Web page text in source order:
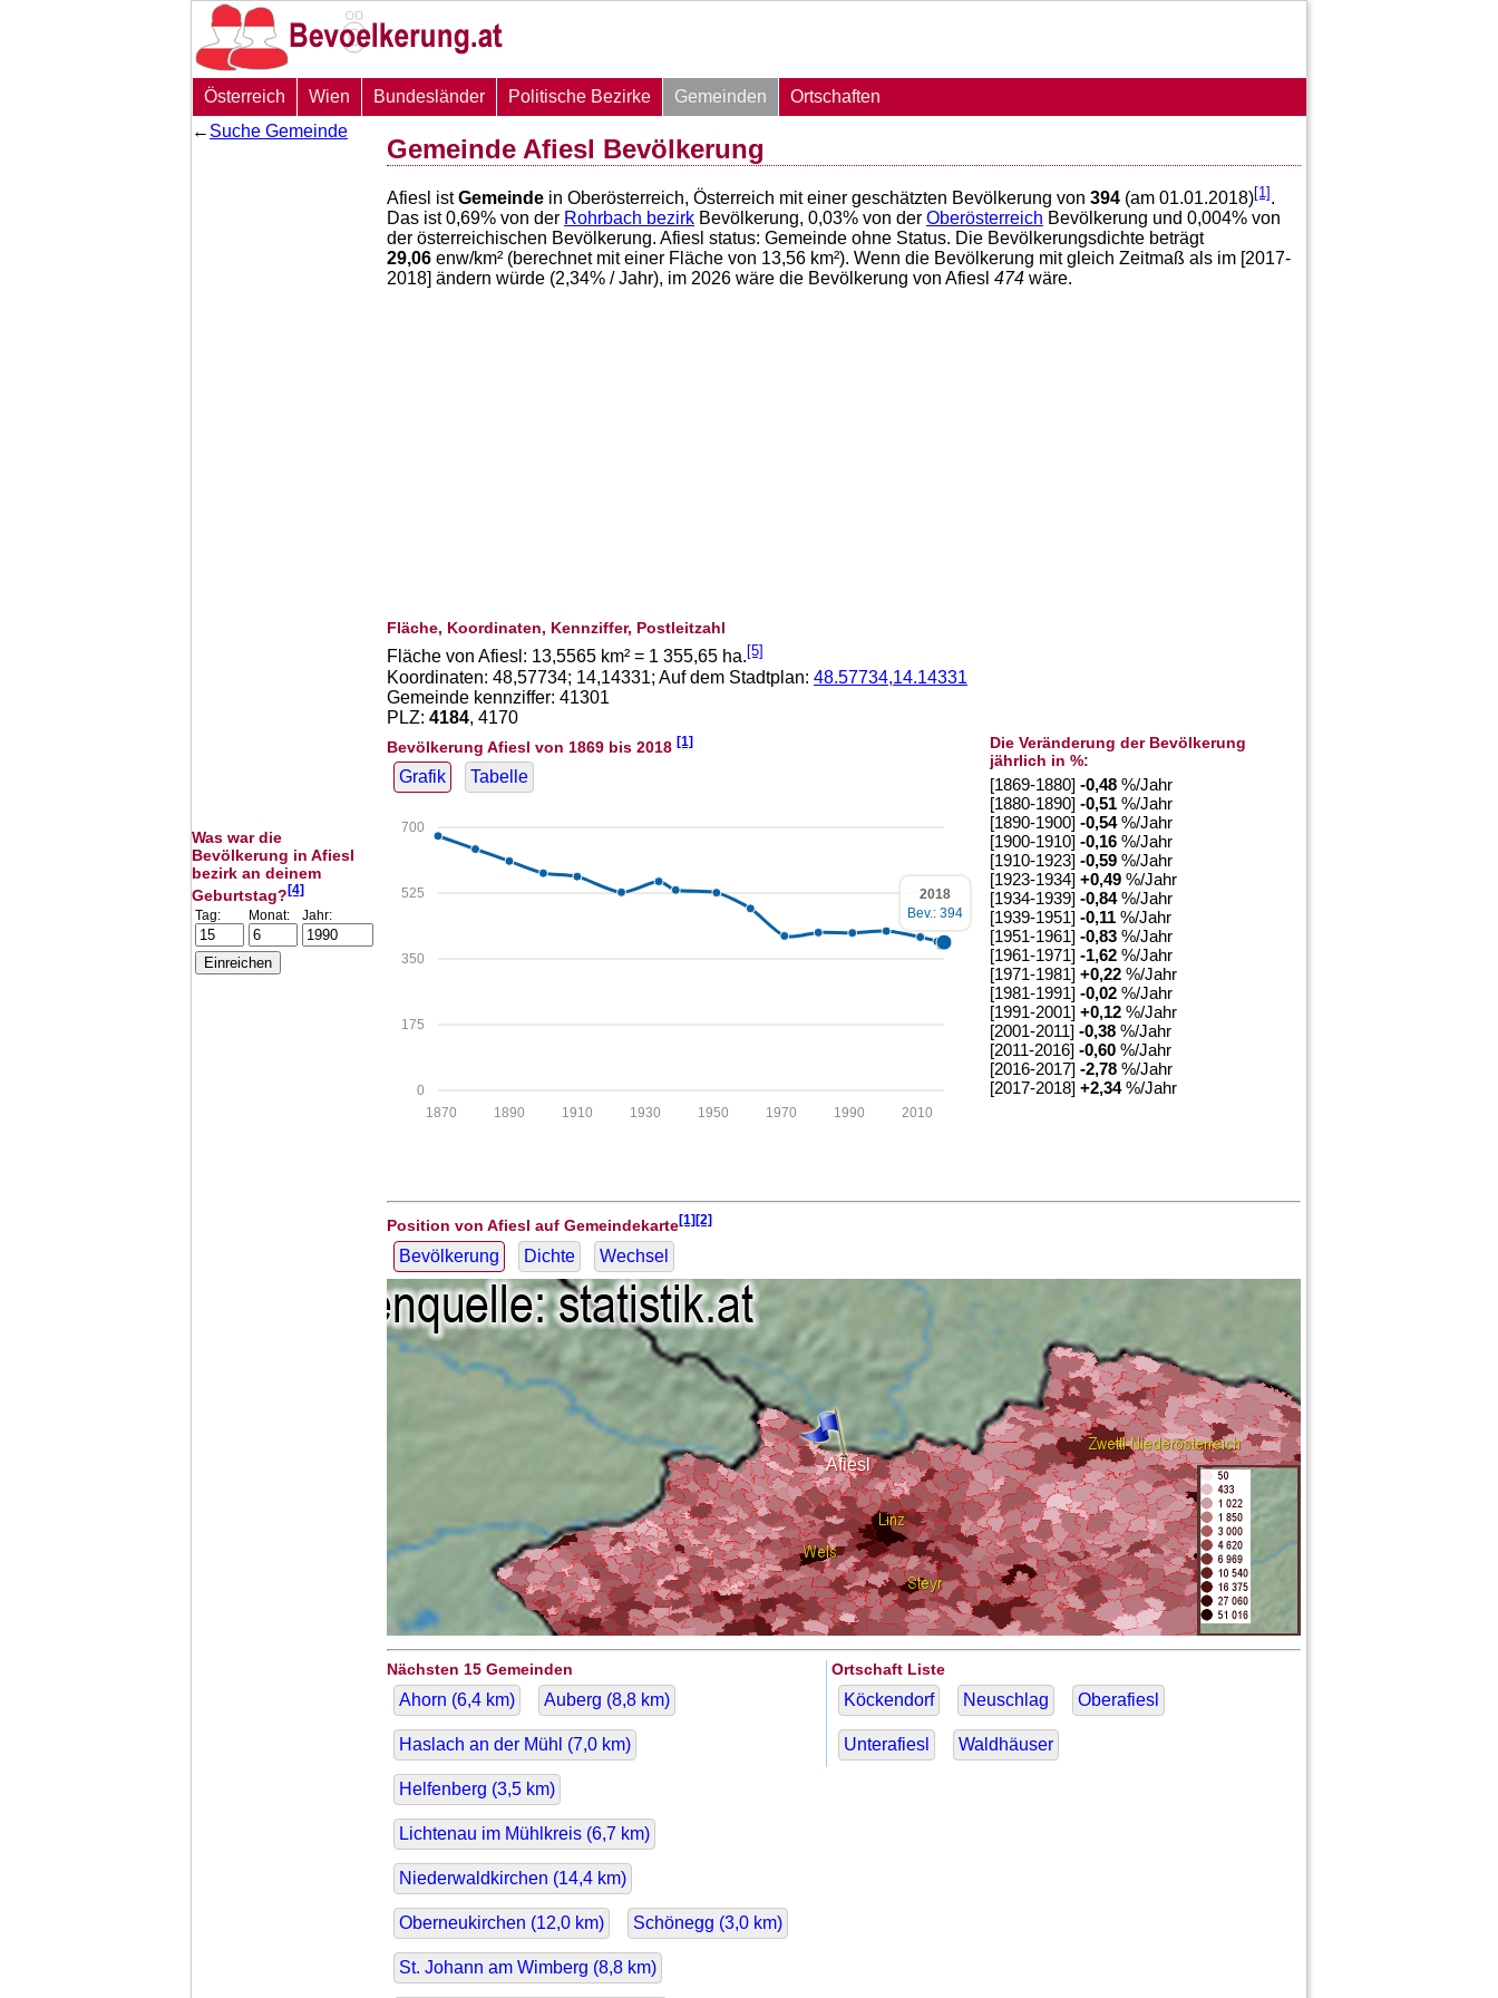
Österreich Wien Bundesländer Politische Bezirke Gemeinden
Ortschaften
← Suche Gemeinde
Was war die
Bevölkerung in Afiesl
bezirk an deinem
Geburtstag?[4]
Tag: Monat: Jahr:
Gemeinde Afiesl Bevölkerung
Afiesl istGemeinde in Oberösterreich, Österreich mit einer geschätzten Bevölkerung von 394 (am 01.01.2018)[1] .
Das ist0,69% von der Rohrbach bezirk Bevölkerung, 0,03% von der Oberösterreich Bevölkerung und 0,004% von
der österreichischen Bevölkerung. Afiesl status: Gemeinde ohne Status. Die Bevölkerungsdichte beträgt
29,06 enw/km² (berechnet mit einer Fläche von 13,56 km²). Wenn die Bevölkerung mit gleich Zeitmaß als im [2017-
2018] ändern würde (2,34% / Jahr), im 2026 wäre die Bevölkerung von Afiesl 474 wäre.
Fläche, Koordinaten, Kennziffer, Postleitzahl
Fläche von Afiesl: 13,5565 km² = 1 355,65 ha. [5]
Koordinaten: 48,57734; 14,14331; Auf dem Stadtplan: 48.57734,14.14331
Gemeinde kennziffer: 41301
PLZ: 4184, 4170
Bevölkerung Afiesl von 1869 bis 2018 [1]
Grafik Tabelle
0
175
350
525
700
2010
1990
1970
1950
1930
1910
1890
1870
2018
Bev.: 394
Die Veränderung der Bevölkerung
jährlich in %:
[1869-1880]-0,48 %/Jahr
[1880-1890]-0,51 %/Jahr
[1890-1900]-0,54%/Jahr
[1900-1910]-0,16 %/Jahr
[1910-1923]-0,59 %/Jahr
[1923-1934]+0,49 %/Jahr
[1934-1939]-0,84%/Jahr
[1939-1951]-0,11 %/Jahr
[1951-1961]-0,83 %/Jahr
[1961-1971]-1,62 %/Jahr
[1971-1981]+0,22 %/Jahr
[1981-1991]-0,02 %/Jahr
[1991-2001]+0,12 %/Jahr
[2001-2011]-0,38 %/Jahr
[2011-2016]-0,60 %/Jahr
[2016-2017]-2,78 %/Jahr
[2017-2018]+2,34%/Jahr
Position von Afiesl auf Gemeindekarte[1][2]
Bevölkerung Dichte Wechsel
Afiesl
Nächsten 15 Gemeinden
Ahorn (6,4 km) Auberg (8,8 km)
Haslach an der Mühl (7,0 km)
Helfenberg (3,5 km)
Lichtenau im Mühlkreis (6,7 km)
Niederwaldkirchen (14,4 km)
Oberneukirchen (12,0 km) Schönegg (3,0 km)
St. Johann am Wimberg (8,8 km)
Ortschaft Liste
Köckendorf Neuschlag Oberafiesl
Unterafiesl Waldhäuser